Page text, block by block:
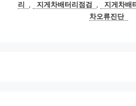
리
, 지게차배터리점검 , 지게차배
차오류진단